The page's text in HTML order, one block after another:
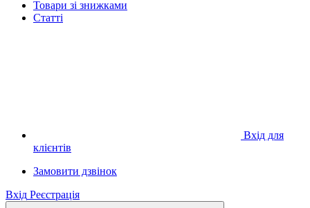
Товари зі знижками
Статті
Вхід для
клієнтів
Замовити дзвінок
Вхід Реєстрація